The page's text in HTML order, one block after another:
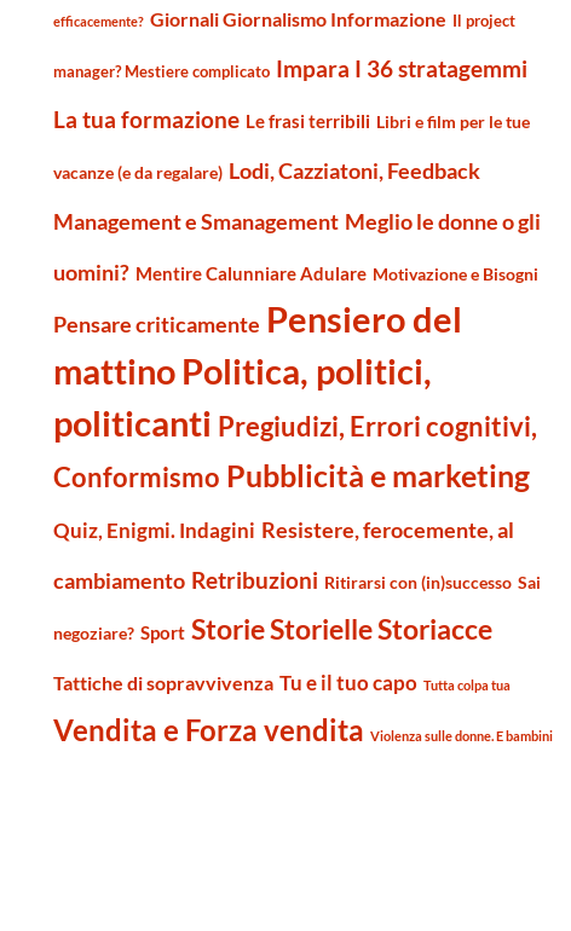
efficacemente? Giornali Giornalismo Informazione Il project
manager? Mestiere complicato Impara I 36 stratagemmi
La tua formazione Le frasi terribili Libri e film per le tue
vacanze (e da regalare) Lodi, Cazziatoni, Feedback
Management e Smanagement Meglio le donne o gli
uomini? Mentire Calunniare Adulare Motivazione e Bisogni
Pensare criticamente Pensiero del
mattino Politica, politici,
politicanti Pregiudizi, Errori cognitivi,
Conformismo Pubblicità e marketing
Quiz, Enigmi. Indagini Resistere, ferocemente, al
cambiamento Retribuzioni Ritirarsi con (in)successo Sai
negoziare? Sport Storie Storielle Storiacce
Tattiche di sopravvivenza Tu e il tuo capo Tutta colpa tua
Vendita e Forza vendita Violenza sulle donne. E bambini